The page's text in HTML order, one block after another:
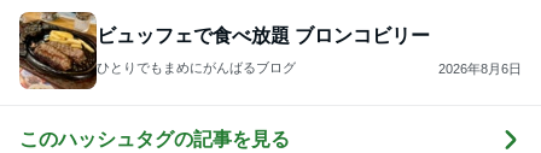
ビュッフェで食べ放題 ブロンコビリー
ひとりでもまめにがんばるブログ 2026年8月6日
このハッシュタグの記事を見る